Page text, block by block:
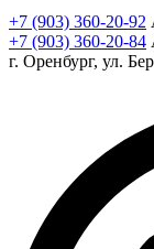
+7 (903) 360-20-92
+7 (903) 360-20-84
г. Оренбург, ул.